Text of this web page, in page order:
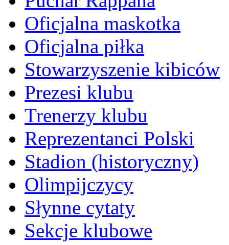
Oficjalna maskotka
Oficjalna piłka
Stowarzyszenie kibiców
Prezesi klubu
Trenerzy klubu
Reprezentanci Polski
Stadion (historyczny)
Olimpijczycy
Słynne cytaty
Sekcje klubowe